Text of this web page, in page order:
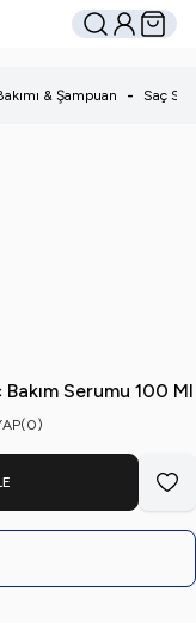
Hesabım
Sepetim
& Şampuan - Saç
Serumu 100 Ml
(0)